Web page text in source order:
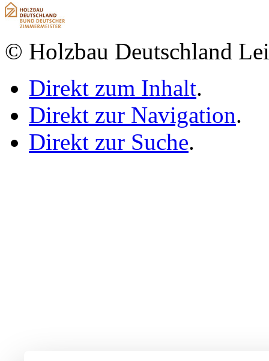
© Holzbau Deutschland
Direkt zum Inhalt.
Direkt zur Navigation.
Direkt zur Suche.